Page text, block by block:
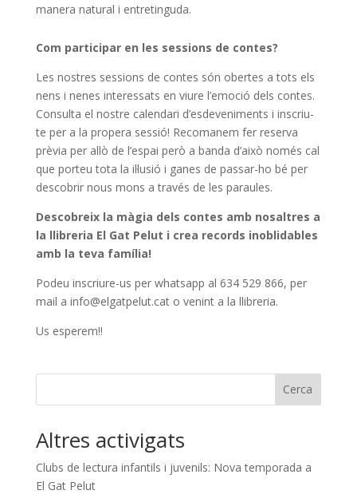
manera natural i entretinguda.
Com participar en les sessions de contes?
Les nostres sessions de contes són obertes a tots els
nens i nenes interessats en viure l’emoció dels contes.
Consulta el nostre calendari d’esdeveniments i inscriu-
te per a la propera sessió! Recomanem fer reserva
prèvia per allò de l’espai però a banda d’això només cal
que porteu tota la il·lusió i ganes de passar-ho bé per
descobrir nous mons a través de les paraules.
Descobreix la màgia dels contes amb nosaltres a
la llibreria El Gat Pelut i crea records inoblidables
amb la teva família!
Podeu inscriure-us per whatsapp al 634 529 866, per
mail a info@elgatpelut.cat o venint a la llibreria.
Us esperem!!
Cerca
Altres activigats
Clubs de lectura infantils i juvenils: Nova temporada a
El Gat Pelut